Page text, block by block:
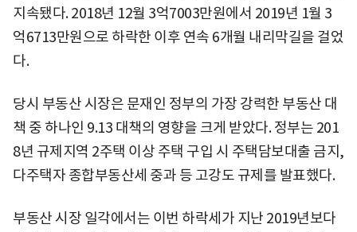
지속됐다. 2018년 12월 3억7003만원에서 2019년 1월 3
억6713만원으로 하락한 이후 연속 6개월 내리막길을 걸었
다.
당시 부동산 시장은 문재인 정부의 가장 강력한 부동산 대
책 중 하나인 9.13 대책의 영향을 크게 받았다. 정부는 201
8년 규제지역 2주택 이상 주택 구입 시 주택담보대출 금지,
다주택자 종합부동산세 중과 등 고강도 규제를 발표했다.
부동산 시장 일각에서는 이번 하락세가 지난 2019년보다